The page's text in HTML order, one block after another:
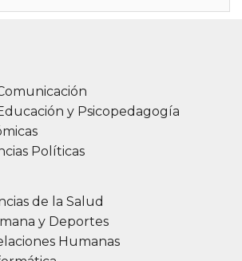
multidisciplinarios de
como análisis de datos,
de procesos, desarrollo
innovación.
y Psicopedagogía
Políticas
de la Salud
y Deportes
Humanas